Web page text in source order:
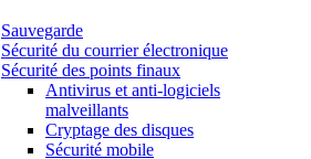
Sauvegarde
Sécurité du courrier électronique
Sécurité des points finaux
Antivirus et anti-logiciels
malveillants
Cryptage des disques
Sécurité mobile